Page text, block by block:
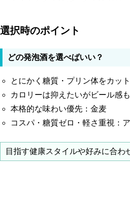
選択時のポイント
どの発泡酒を選べばいい？
とにかく糖質・プリン体をカッ
カロリーは抑えたいがビール感
本格的な味わい優先：金麦
コスパ・糖質ゼロ・軽さ重視：
目指す健康スタイルや好みに合わ